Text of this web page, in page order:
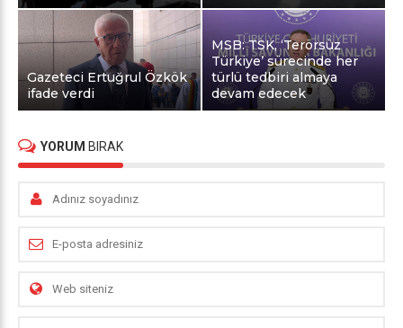
Gazeteci Ertuğrul Özkök
ifade verdi
MSB: TSK, ‘Terörsüz
Türkiye’ sürecinde her
türlü tedbiri almaya
devam edecek
YORUM BIRAK